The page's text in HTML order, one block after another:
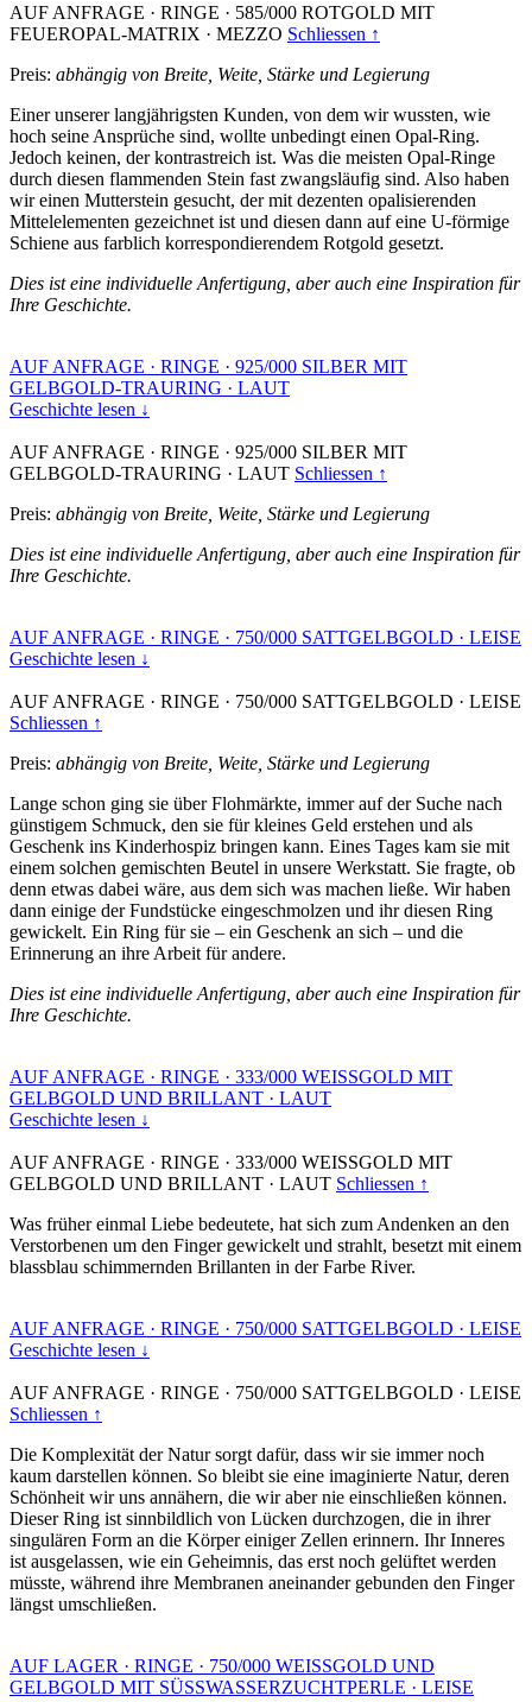
AUF ANFRAGE · RINGE · 585/000 ROTGOLD MIT
FEUEROPAL-MATRIX · MEZZO Schliessen ↑
Preis: abhängig von Breite, Weite, Stärke und Legierung
Einer unserer langjährigsten Kunden, von dem wir wussten, wie
hoch seine Ansprüche sind, wollte unbedingt einen Opal-Ring.
Jedoch keinen, der kontrastreich ist. Was die meisten Opal-Ringe
durch diesen flammenden Stein fast zwangsläufig sind. Also haben
wir einen Mutterstein gesucht, der mit dezenten opalisierenden
Mittelelementen gezeichnet ist und diesen dann auf eine U-förmige
Schiene aus farblich korrespondierendem Rotgold gesetzt.
Dies ist eine individuelle Anfertigung, aber auch eine Inspiration für
Ihre Geschichte.
AUF ANFRAGE · RINGE · 925/000 SILBER MIT
GELBGOLD-TRAURING · LAUT
Geschichte lesen ↓
AUF ANFRAGE · RINGE · 925/000 SILBER MIT
GELBGOLD-TRAURING · LAUT Schliessen ↑
Preis: abhängig von Breite, Weite, Stärke und Legierung
Dies ist eine individuelle Anfertigung, aber auch eine Inspiration für
Ihre Geschichte.
AUF ANFRAGE · RINGE · 750/000 SATTGELBGOLD · LEISE
Geschichte lesen ↓
AUF ANFRAGE · RINGE · 750/000 SATTGELBGOLD · LEISE
Schliessen ↑
Preis: abhängig von Breite, Weite, Stärke und Legierung
Lange schon ging sie über Flohmärkte, immer auf der Suche nach
günstigem Schmuck, den sie für kleines Geld erstehen und als
Geschenk ins Kinderhospiz bringen kann. Eines Tages kam sie mit
einem solchen gemischten Beutel in unsere Werkstatt. Sie fragte, ob
denn etwas dabei wäre, aus dem sich was machen ließe. Wir haben
dann einige der Fundstücke eingeschmolzen und ihr diesen Ring
gewickelt. Ein Ring für sie – ein Geschenk an sich – und die
Erinnerung an ihre Arbeit für andere.
Dies ist eine individuelle Anfertigung, aber auch eine Inspiration für
Ihre Geschichte.
AUF ANFRAGE · RINGE · 333/000 WEISSGOLD MIT
GELBGOLD UND BRILLANT · LAUT
Geschichte lesen ↓
AUF ANFRAGE · RINGE · 333/000 WEISSGOLD MIT
GELBGOLD UND BRILLANT · LAUT Schliessen ↑
Was früher einmal Liebe bedeutete, hat sich zum Andenken an den
Verstorbenen um den Finger gewickelt und strahlt, besetzt mit einem
blassblau schimmernden Brillanten in der Farbe River.
AUF ANFRAGE · RINGE · 750/000 SATTGELBGOLD · LEISE
Geschichte lesen ↓
AUF ANFRAGE · RINGE · 750/000 SATTGELBGOLD · LEISE
Schliessen ↑
Die Komplexität der Natur sorgt dafür, dass wir sie immer noch
kaum darstellen können. So bleibt sie eine imaginierte Natur, deren
Schönheit wir uns annähern, die wir aber nie einschließen können.
Dieser Ring ist sinnbildlich von Lücken durchzogen, die in ihrer
singulären Form an die Körper einiger Zellen erinnern. Ihr Inneres
ist ausgelassen, wie ein Geheimnis, das erst noch gelüftet werden
müsste, während ihre Membranen aneinander gebunden den Finger
längst umschließen.
AUF LAGER · RINGE · 750/000 WEISSGOLD UND
GELBGOLD MIT SÜSSWASSERZUCHTPERLE · LEISE